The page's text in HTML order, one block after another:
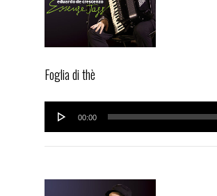
Foglia di thè
Audio
Player
00:00